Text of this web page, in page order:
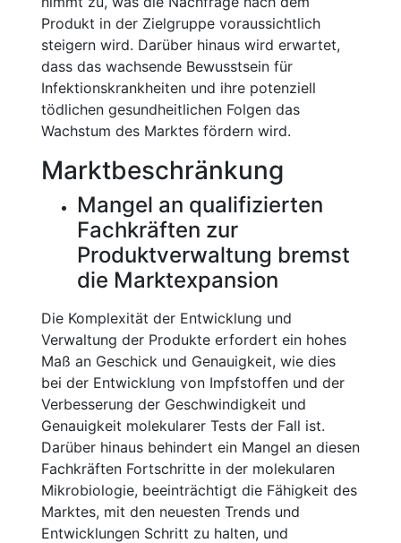
Produkt in der Zielgruppe voraussichtlich
steigern wird. Darüber hinaus wird erwartet,
dass das wachsende Bewusstsein für
Infektionskrankheiten und ihre potenziell
tödlichen gesundheitlichen Folgen das
Wachstum des Marktes fördern wird.
Marktbeschränkung
Mangel an qualifizierten
Fachkräften zur
Produktverwaltung bremst
die Marktexpansion
Die Komplexität der Entwicklung und
Verwaltung der Produkte erfordert ein hohes
Maß an Geschick und Genauigkeit, wie dies
bei der Entwicklung von Impfstoffen und der
Verbesserung der Geschwindigkeit und
Genauigkeit molekularer Tests der Fall ist.
Darüber hinaus behindert ein Mangel an diesen
Fachkräften Fortschritte in der molekularen
Mikrobiologie, beeinträchtigt die Fähigkeit des
Marktes, mit den neuesten Trends und
Entwicklungen Schritt zu halten, und